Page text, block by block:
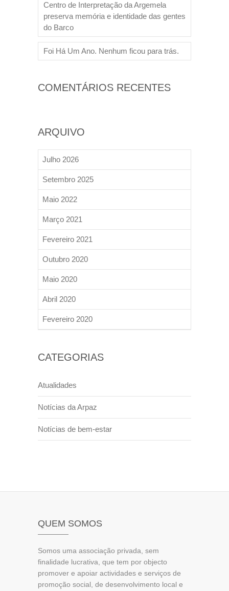
Centro de Interpretação da Argemela
preserva memória e identidade das gentes
do Barco
Foi Há Um Ano. Nenhum ficou para trás.
COMENTÁRIOS RECENTES
ARQUIVO
Julho 2026
Setembro 2025
Maio 2022
Março 2021
Fevereiro 2021
Outubro 2020
Maio 2020
Abril 2020
Fevereiro 2020
CATEGORIAS
Atualidades
Notícias da Arpaz
Notícias de bem-estar
QUEM SOMOS
Somos uma associação privada, sem
finalidade lucrativa, que tem por objecto
promover e apoiar actividades e serviços de
promoção social, de desenvolvimento local e